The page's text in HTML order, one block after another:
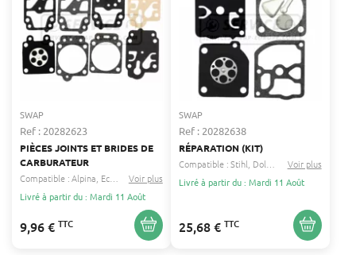
SWAP
Ref : 20282623
PIÈCES JOINTS ET BRIDES DE
CARBURATEUR
Compatible :Alpina Echo ...Voir plus
Livré à partir du : Mardi 11 Août
9,96 € TTC
SWAP
Ref : 20282638
RÉPARATION (KIT)
Compatible :Stihl Dolmar ...
Voir plus
Livré à partir du : Mardi 11 Août
25,68 € TTC